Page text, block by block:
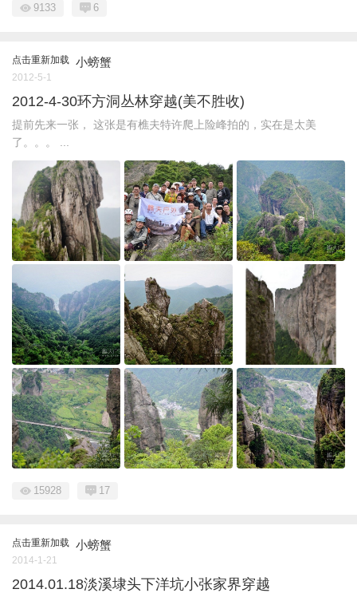
9133 6
点击重新加载 小螃蟹
2012-5-1
2012-4-30环方洞丛林穿越(美不胜收)
提前先来一张， 这张是有樵夫特许爬上险峰拍的，实在是太美
了。。。 ...
15928 17
点击重新加载 小螃蟹
2014-1-21
2014.01.18淡溪埭头下洋坑小张家界穿越